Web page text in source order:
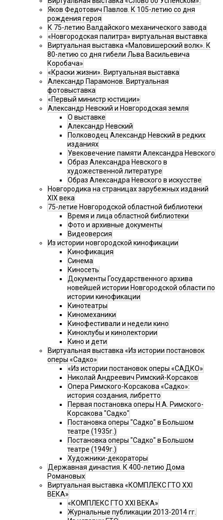
Яков Федотович Павлов. К 105-летию со дня
рождения героя
К 75-летию Валдайского механического завода
«Новгородская палитра» виртуальная выставка
Виртуальная выставка «Маловишерский волк». К
80-летию со дня гибели Льва Васильевича
Коробача»
«Краски жизни». Виртуальная выставка
Александр Парамонов. Виртуальная
фотовыставка
«Первый министр юстиции»
Александр Невский и Новгородская земля
О выставке
Александр Невский
Полководец Александр Невский в редких
изданиях
Увековечение памяти Александра Невского
Образ Александра Невского в
художественной литературе
Образ Александра Невского в искусстве
Новгородика на страницах зарубежных изданий
XIX века
75-летие Новгородской областной библиотеки
Время и лица областной библиотеки
Фото и архивные документы
Видеоверсия
Из истории новгородской кинофикации
Кинофикация
Синема
Киносеть
Документы Государственного архива
новейшей истории Новгородской области по
истории кинофикации
Кинотеатры
Киномеханики
Кинофестивали и недели кино
Киноклубы и кинолектории
Кино и дети
Виртуальная выставка «Из истории постановок
оперы «Садко»
«Из истории постановок оперы «САДКО»
Николай Андреевич Римский-Корсаков
Опера Римского-Корсакова «Садко»:
история создания, либретто
Первая постановка оперы Н.А. Римского-
Корсакова "Садко"
Постановка оперы "Садко" в Большом
театре (1935г.)
Постановка оперы "Садко" в Большом
театре (1949г.)
Художники-декораторы
Державная династия. К 400-летию Дома
Романовых
Виртуальная выставка «КОМПЛЕКС ГТО XXI
ВЕКА»
«КОМПЛЕКС ГТО XXI ВЕКА»
Журнальные публикации 2013-2014 гг.